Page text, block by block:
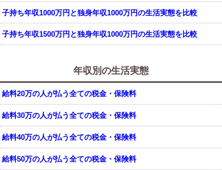
子持ち年収1000万円と独身年収1000万円の生活実態を比較
子持ち年収1500万円と独身年収1000万円の生活実態を比較
年収別の生活実態
給料20万の人が払う全ての税金・保険料
給料30万の人が払う全ての税金・保険料
給料40万の人が払う全ての税金・保険料
給料50万の人が払う全ての税金・保険料